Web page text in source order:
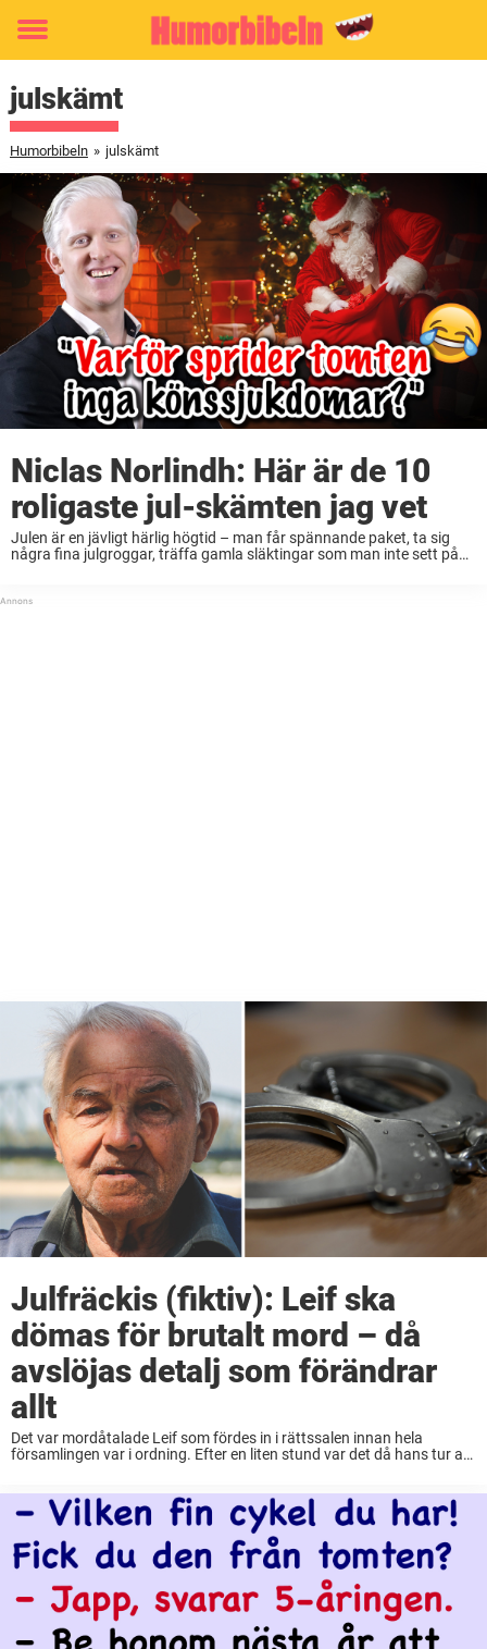
Toggle
julskämt
Humorbibeln » julskämt
Niclas Norlindh: Här är de 10
roligaste jul-skämten jag vet
Julen är en jävligt härlig högtid – man får spännande paket, ta sig
några fina julgroggar, träffa gamla släktingar som man inte sett på
Julfräckis (fiktiv): Leif ska
dömas för brutalt mord – då
avslöjas detalj som förändrar
allt
Det var mordåtalade Leif som fördes in i rättssalen innan hela
församlingen var i ordning. Efter en liten stund var det då hans tur att